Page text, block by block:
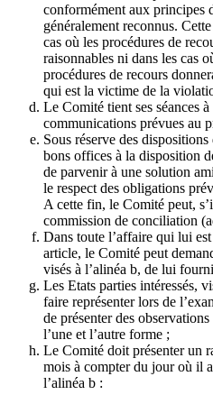
conformément aux principes
généralement reconnus.
cas où les procédures de
raisonnables ni dans les cas
procédures de recours
qui est la victime de la
Le Comité tient ses séances
communications prévues au
Sous réserve des
bons offices à la disposition
de parvenir à une solution
le respect des obligations
A cette fin, le Comité peut,
commission de conciliation
Dans toute l’affaire qui lui
article, le Comité peut
visés à l’alinéa b, de lui
Les Etats parties intéressés,
faire représenter lors de
de présenter des
l’une et l’autre forme ;
Le Comité doit présenter un
mois à compter du jour où il
l’alinéa b :